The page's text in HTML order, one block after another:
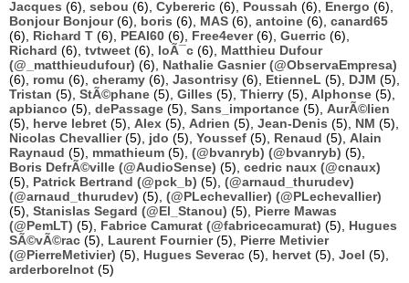
Jacques (6), sebou (6), Cybereric (6), Poussah (6), Energo (6),
Bonjour Bonjour(6), boris (6), MAS (6), antoine (6), canard65
(6), Richard T (6), PEAI60 (6), Free4ever(6), Guerric (6),
Richard (6), tvtweet (6), loÃ¯c (6), Matthieu Dufour
(@_matthieudufour) (6), Nathalie Gasnier (@ObservaEmpresa)
(6), romu (6), cheramy (6), Jasontrisy (6), EtienneL (5), DJM (5),
Tristan (5), StÃ©phane (5), Gilles (5), Thierry (5), Alphonse (5),
apbianco (5), dePassage (5), Sans_importance (5), AurÃ©lien
(5), herve lebret (5), Alex (5), Adrien (5), Jean-Denis (5), NM (5),
Nicolas Chevallier(5), jdo (5), Youssef (5), Renaud (5), Alain
Raynaud (5), mmathieum (5), (@bvanryb) (@bvanryb) (5),
Boris DefrÃ©ville (@AudioSense) (5), cedric naux (@cnaux)
(5), Patrick Bertrand (@pck_b) (5), (@arnaud_thurudev)
(@arnaud_thurudev) (5), (@PLechevallier) (@PLechevallier)
(5), Stanislas Segard (@El_Stanou) (5), Pierre Mawas
(@PemLT) (5), Fabrice Camurat (@fabricecamurat) (5), Hugues
SÃ©vÃ©rac (5), Laurent Fournier(5), Pierre Metivier
(@PierreMetivier) (5), Hugues Severac (5), hervet (5), Joel (5),
arderborelnot (5)